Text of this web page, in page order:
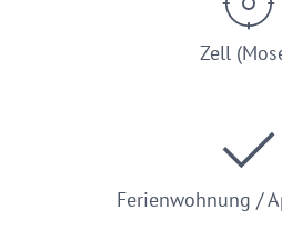
Zell
Ferienwohnung /